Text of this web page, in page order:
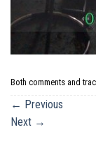
Both comments and
← Previous
Next →